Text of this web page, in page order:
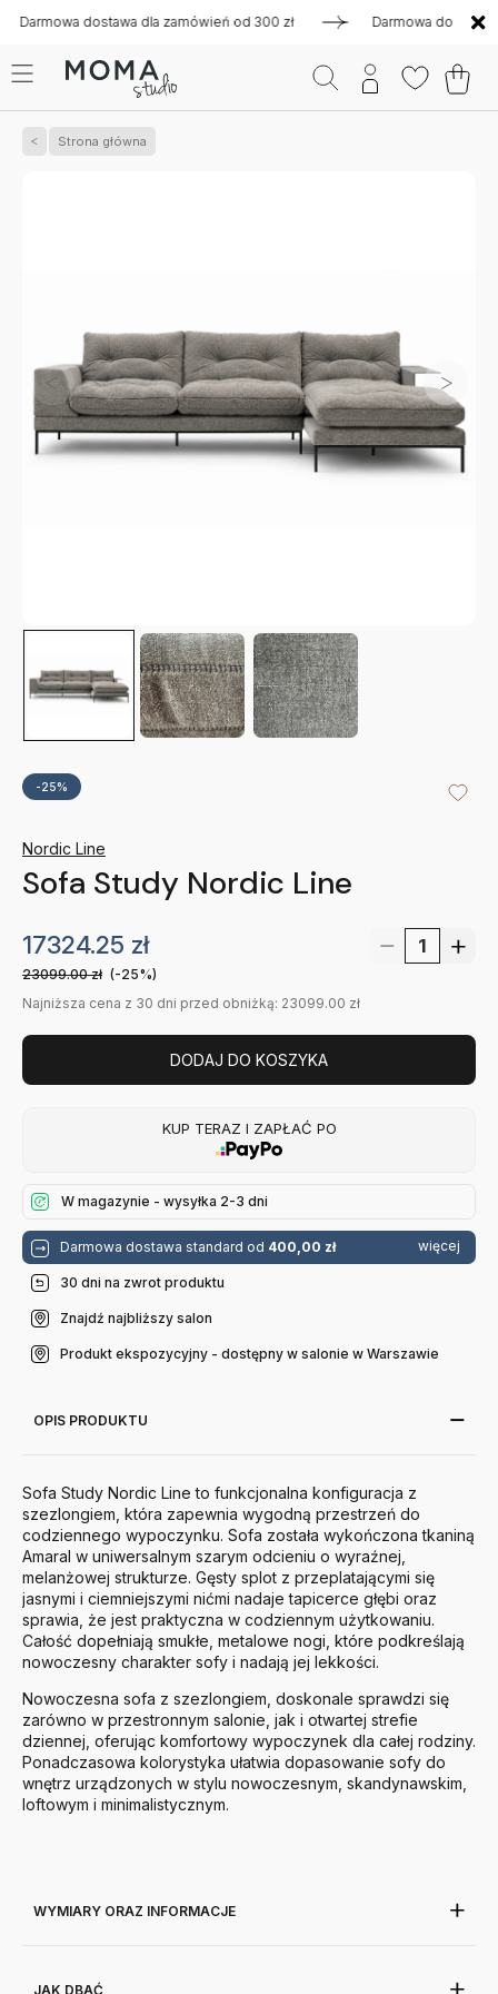
dostawa dla zamówień od 300 zł Darmowa dostawa dla
Strona główna
-25%
Nordic Line
Sofa Study Nordic Line
17324.25 zł
23099.00zł (-25%)
Najniższa cena z 30 dni przed obniżką: 23099.00 zł
DODAJ DO KOSZYKA
KUP TERAZ I ZAPŁAĆ PO
W magazynie - wysyłka 2-3 dni
Darmowa dostawa standard od 400,00 zł więcej
30 dni na zwrot produktu
Znajdź najbliższy salon
Produkt ekspozycyjny - dostępny w salonie w Warszawie
OPIS PRODUKTU
Sofa Study Nordic Line to funkcjonalna konfiguracja z
szezlongiem, która zapewnia wygodną przestrzeń do
codziennego wypoczynku. Sofa została wykończona tkaniną
Amaral w uniwersalnym szarym odcieniu o wyraźnej,
melanżowej strukturze. Gęsty splot z przeplatającymi się
jasnymi i ciemniejszymi nićmi nadaje tapicerce głębi oraz
sprawia, że jest praktyczna w codziennym użytkowaniu.
Całość dopełniają smukłe, metalowe nogi, które podkreślają
nowoczesny charakter sofy i nadają jej lekkości.
Nowoczesna sofa z szezlongiem, doskonale sprawdzi się
zarówno w przestronnym salonie, jak i otwartej strefie
dziennej, oferując komfortowy wypoczynek dla całej rodziny.
Ponadczasowa kolorystyka ułatwia dopasowanie sofy do
wnętrz urządzonych w stylu nowoczesnym, skandynawskim,
loftowym i minimalistycznym.
WYMIARY ORAZ INFORMACJE
JAK DBAĆ